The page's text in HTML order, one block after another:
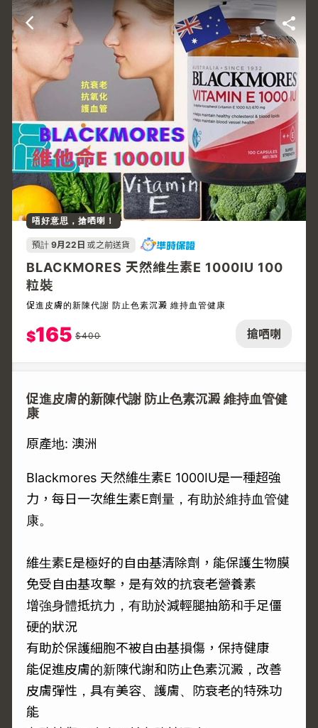
搶哂喇
唔好意思，搶哂喇！
預計 9月22日 或之前送貨
BLACKMORES 天然維生素E 1000IU 100
粒裝
促進皮膚的新陳代謝 防止色素沉澱 維持血管健康
$165 $400
促進皮膚的新陳代謝 防止色素沉澱 維持血管健
康
原產地: 澳洲
Blackmores 天然維生素E 1000IU是一種超強
力，每日一次維生素E劑量，有助於維持血管健
康。
維生素E是極好的自由基清除劑，能保護生物膜
免受自由基攻擊，是有效的抗衰老營養素
增強身體抵抗力，有助於減輕腿抽筋和手足僵
硬的狀況
有助於保護細胞不被自由基損傷，保持健康
能促進皮膚的新陳代謝和防止色素沉澱，改善
皮膚彈性，具有美容、護膚、防衰老的特殊功
能